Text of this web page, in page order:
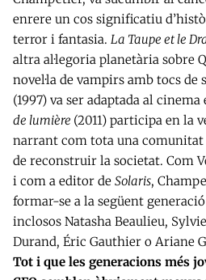
enrere un cos significatiu
terror i fantasia. La Taupe et le
altra al·legoria planetària sobre
novel·la de vampirs amb tocs de
(1997) va ser adaptada al cinema
de lumière (2011) participa en la
narrant com tota una comunitat
de reconstruir la societat. Com
i com a editor de Solaris,
formar-se a la següent generació
inclosos Natasha Beaulieu,
Durand, Éric Gauthier o Ariane
Tot i que les generacions més